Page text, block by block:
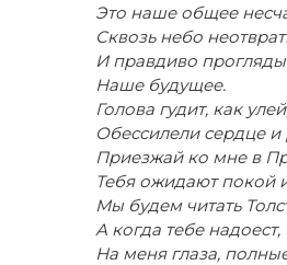
Это наше общее
Сквозь небо
И правдиво
Наше будущее.
Голова гудит, как
Обессилели сердце и
Приезжай ко мне в
Тебя ожидают покой
Мы будем читать
А когда тебе
На меня глаза,